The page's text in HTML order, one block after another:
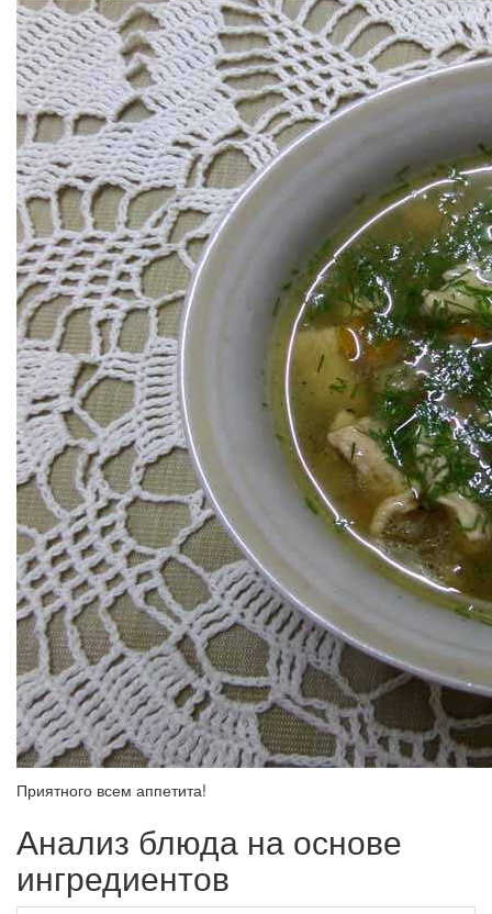
Приятного всем аппетита!
Анализ блюда на основе
ингредиентов